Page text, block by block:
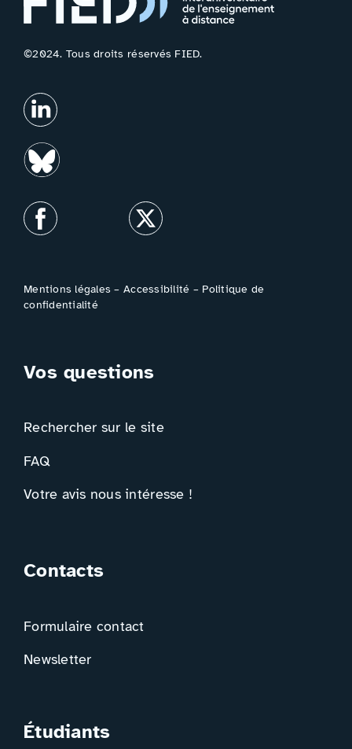
©2024. Tous droits réservés FIED.
Mentions légales –Accessibilité – Politique de
confidentialité
Vos questions
Rechercher sur le site
FAQ
Votre avis nous intéresse !
Contacts
Formulaire contact
Newsletter
Étudiants